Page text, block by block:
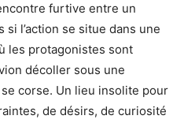
furtive entre un
si l’action se situe dans une
les protagonistes sont
décoller sous une
corse. Un lieu insolite pour
de désirs, de curiosité